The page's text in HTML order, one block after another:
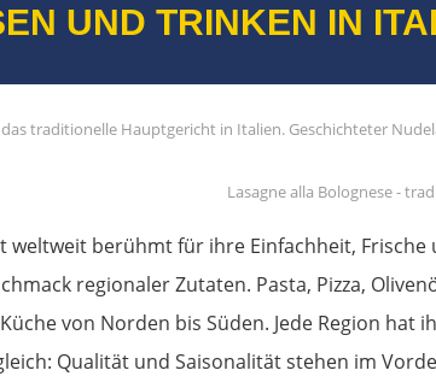
UND TRINKEN IN
Lasagne alla Bolognese -
weltweit berühmt für ihre Einfachheit, Frische
regionaler Zutaten. Pasta, Pizza,
von Norden bis Süden. Jede Region hat
Qualität und Saisonalität stehen im